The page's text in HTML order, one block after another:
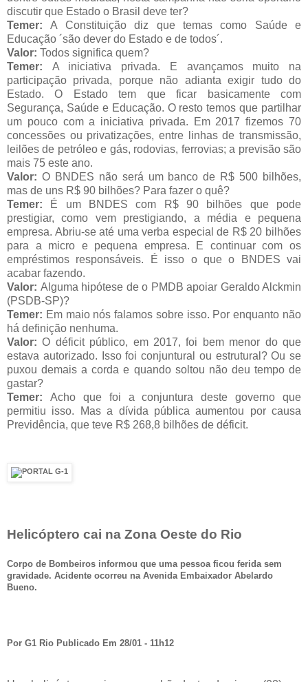
discutir que Estado o Brasil deve ter?
Temer:A Constituição diz que temas como Saúde e
Educação ´são dever do Estado e de todos´.
Valor: Todos significa quem?
Temer: A iniciativa privada. E avançamos muito na
participação privada, porque não adianta exigir tudo do
Estado. O Estado tem que ficar basicamente com
Segurança, Saúde e Educação. O resto temos que partilhar
um pouco com a iniciativa privada. Em 2017 fizemos 70
concessões ou privatizações, entre linhas de transmissão,
leilões de petróleo e gás, rodovias, ferrovias; a previsão são
mais 75 este ano.
Valor: O BNDES não será um banco de R$ 500 bilhões,
mas de uns R$ 90 bilhões? Para fazer o quê?
Temer: É um BNDES com R$ 90 bilhões que pode
prestigiar, como vem prestigiando, a média e pequena
empresa. Abriu-se até uma verba especial de R$ 20 bilhões
para a micro e pequena empresa. E continuar com os
empréstimos responsáveis. É isso o que o BNDES vai
acabar fazendo.
Valor: Alguma hipótese de o PMDB apoiar Geraldo Alckmin
(PSDB-SP)?
Temer: Em maio nós falamos sobre isso. Por enquanto não
há definição nenhuma.
Valor:O déficit público, em 2017, foi bem menor do que
estava autorizado. Isso foi conjuntural ou estrutural? Ou se
puxou demais a corda e quando soltou não deu tempo de
gastar?
Temer: Acho que foi a conjuntura deste governo que
permitiu isso. Mas a dívida pública aumentou por causa
Previdência, que teve R$ 268,8 bilhões de déficit.
Helicóptero cai na Zona Oeste do Rio
Corpo de Bombeiros informou que uma pessoa ficou ferida sem
gravidade. Acidente ocorreu na Avenida Embaixador Abelardo
Bueno.
Por G1 Rio Publicado Em 28/01 - 11h12